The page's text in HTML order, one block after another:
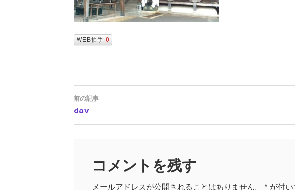
WEB拍手 0
投
前の記事
dav
コメントを残す
メールアドレスが公開されることはありません。 * が付